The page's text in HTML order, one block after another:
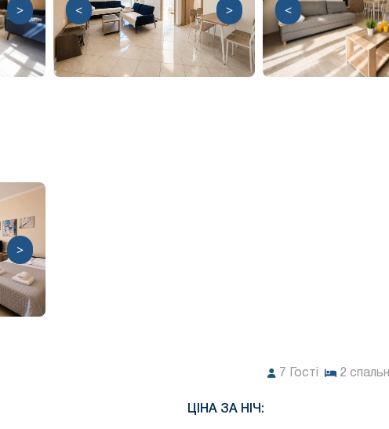
> < > <
>
7 Гості 2 спальні
ЦІНА ЗА НІЧ: